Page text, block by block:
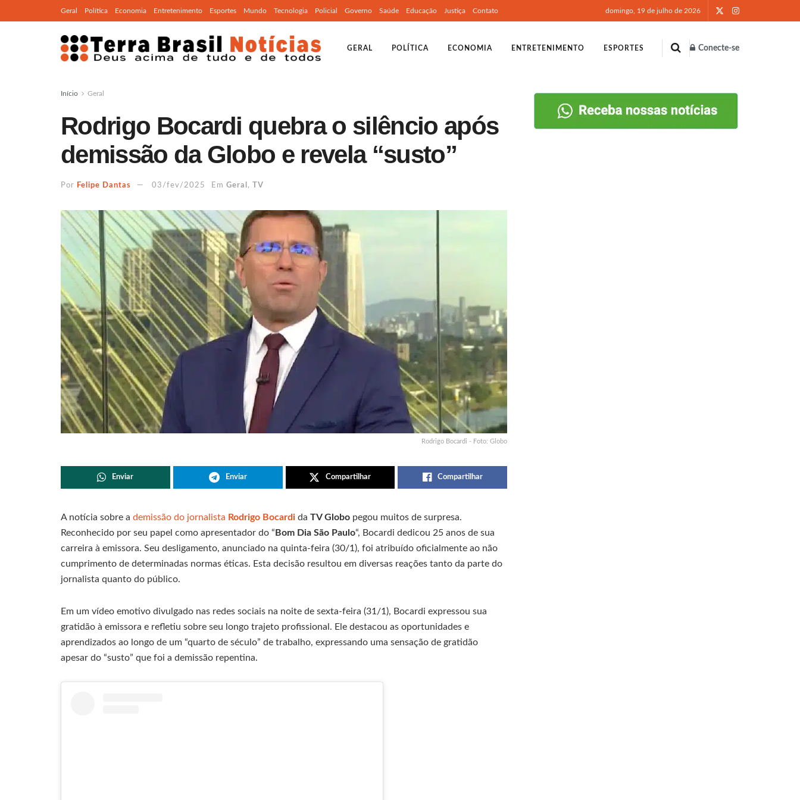
Geral Política Economia Entretenimento Esportes Mundo Tecnologia Policial Governo Saúde Educação Justiça Contato domingo, 19 de julho de 2026
GERAL POLÍTICA ECONOMIA ENTRETENIMENTO ESPORTES Conecte-se
Início Geral
Rodrigo Bocardi quebra o silêncio após
demissão da Globo e revela “susto”
Por Felipe Dantas 03/fev/2025 Em Geral , TV
Rodrigo Bocardi - Foto: Globo
Enviar Enviar Compartilhar Compartilhar
A notícia sobre a demissão do jornalista Rodrigo Bocardi da TV Globo pegou muitos de surpresa.
Reconhecido por seu papel como apresentador do “ Bom Dia São Paulo“, Bocardi dedicou 25 anos de sua
carreira à emissora. Seu desligamento, anunciado na quinta-feira (30/1), foi atribuído oficialmente ao não
cumprimento de determinadas normas éticas. Esta decisão resultou em diversas reações tanto da parte do
jornalista quanto do público.
Em um vídeo emotivo divulgado nas redes sociais na noite de sexta-feira (31/1), Bocardi expressou sua
gratidão à emissora e refletiu sobre seu longo trajeto profissional. Ele destacou as oportunidades e
aprendizados ao longo de um “quarto de século” de trabalho, expressando uma sensação de gratidão
apesar do “susto” que foi a demissão repentina.